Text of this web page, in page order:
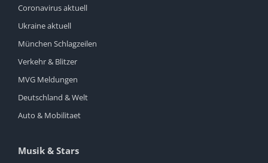
Coronavirus aktuell
Ukraine aktuell
München Schlagzeilen
Verkehr & Blitzer
MVG Meldungen
Deutschland & Welt
Auto & Mobilitaet
Musik & Stars